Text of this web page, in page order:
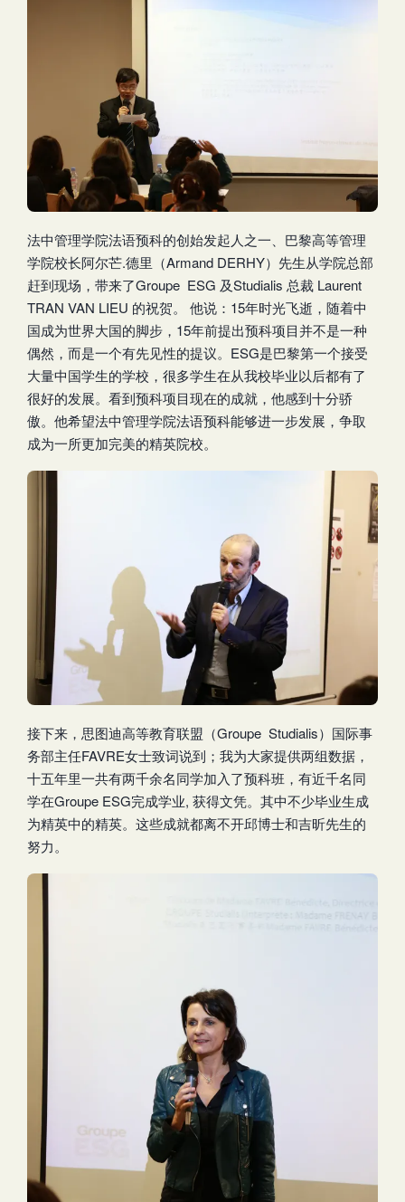
法中管理学院法语预科的创始发起人之一、巴黎高等管理
学院校长阿尔芒.德里（Armand DERHY）先生从学院总部
赶到现场，带来了Groupe ESG 及Studialis 总裁 Laurent
TRAN VAN LIEU 的祝贺。 他说：15年时光飞逝，随着中
国成为世界大国的脚步，15年前提出预科项目并不是一种
偶然，而是一个有先见性的提议。ESG是巴黎第一个接受
大量中国学生的学校，很多学生在从我校毕业以后都有了
很好的发展。看到预科项目现在的成就，他感到十分骄
傲。他希望法中管理学院法语预科能够进一步发展，争取
成为一所更加完美的精英院校。
接下来，思图迪高等教育联盟（Groupe Studialis）国际事
务部主任FAVRE女士致词说到；我为大家提供两组数据，
十五年里一共有两千余名同学加入了预科班，有近千名同
学在Groupe ESG完成学业, 获得文凭。其中不少毕业生成
为精英中的精英。这些成就都离不开邱博士和吉昕先生的
努力。